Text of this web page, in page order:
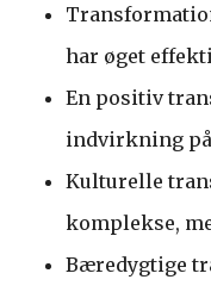
har øget
En positiv
indvirkning
Kulturelle
komplekse,
Bæredygtige